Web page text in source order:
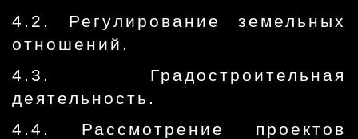
4.2. Регулирование земельных
отношений.
4.3. Градостроительная
деятельность.
4.4. Рассмотрение проектов